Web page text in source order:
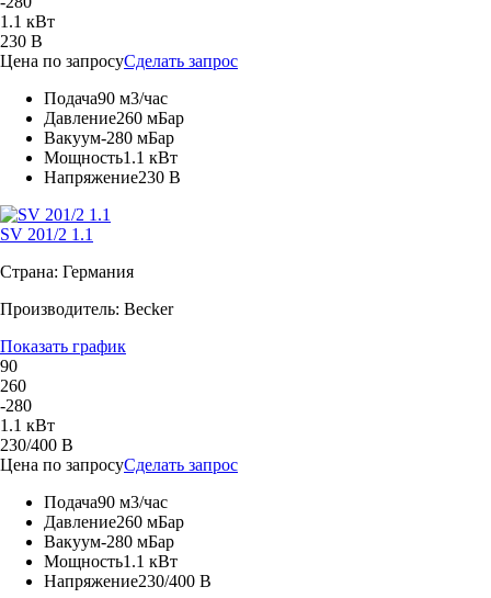
1.1 кВт
230 В
Цена по запросуСделать запрос
Подача90 м3/час
Давление260 мБар
Вакуум-280 мБар
Мощность1.1 кВт
Напряжение230 В
SV 201/2 1.1
Страна: Германия
Производитель: Becker
Показать график
90
260
-280
1.1 кВт
230/400 В
Цена по запросуСделать запрос
Подача90 м3/час
Давление260 мБар
Вакуум-280 мБар
Мощность1.1 кВт
Напряжение230/400 В